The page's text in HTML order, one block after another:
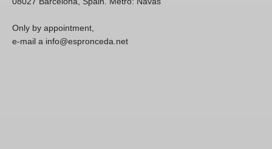
Only by appointment,
e-mail a info@espronceda.net